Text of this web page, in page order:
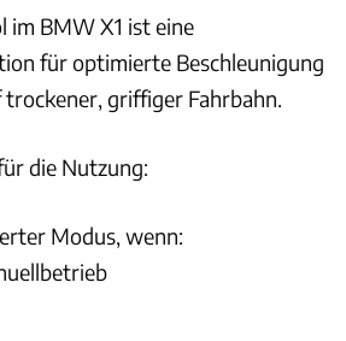
beachten?
Funktion beim BMW X1 und wie wird
ich den LOW-Modus im BMW X1?
LOW-Modus im BMW X1?
im BMW X1 ist eine
für optimierte Beschleunigung
trockener, griffiger Fahrbahn.
die Nutzung:
Modus, wenn: